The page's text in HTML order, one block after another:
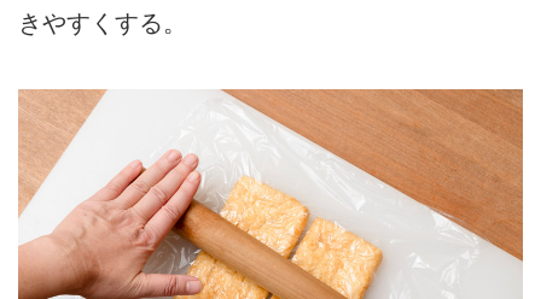
きやすくする。